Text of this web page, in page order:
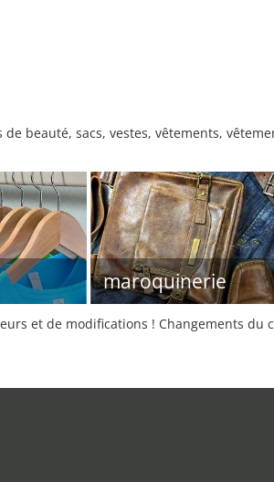
beauté, sacs, vestes, vêtements,
maroquinerie
et de modifications ! Changements